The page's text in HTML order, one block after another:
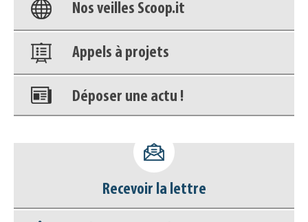
Nos veilles Scoop.it
Appels à projets
Déposer une actu !
déconnecter)
Base documentaire
Recevoir la lettre